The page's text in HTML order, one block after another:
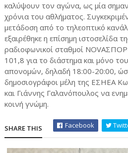
καλύψουν τον αγώνα, ως μία
χρόνια του αθλήματος.
μετάδοση από το τηλεοπτικό
εξαιρέθηκε η επίσημη ιστοσελίδα
ραδιοφωνικοί σταθμοί
101,8 για το διάστημα και μόνο
απονομών, δηλαδή 18:00-20:00,
δημοσιογράφοι μέλη της ΕΣΗΕΑ
και Γιάννης Γαλανόπουλος να
κοινή γνώμη.
SHARE THIS Facebook